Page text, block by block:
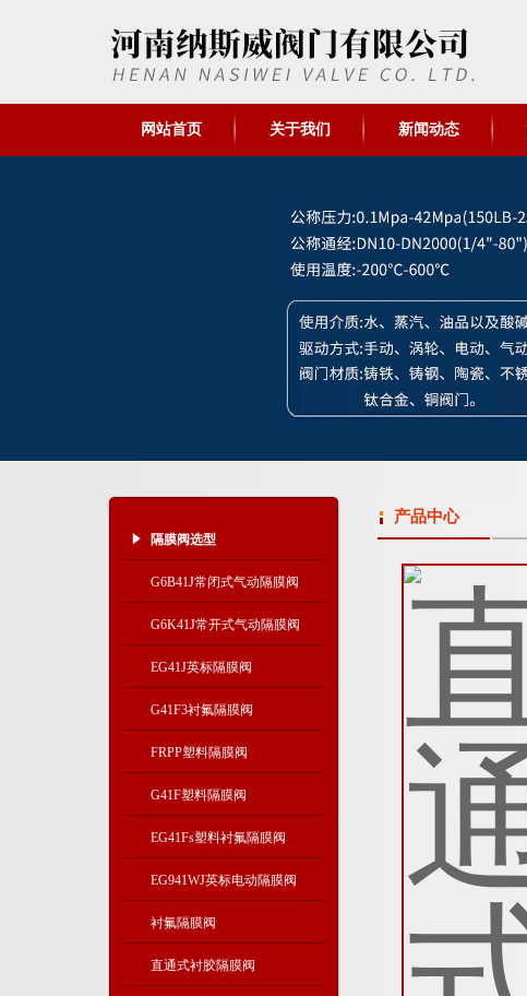
网站首页 关于我们 新闻动态
隔膜阀选型
G6B41J常闭式气动隔膜阀
G6K41J常开式气动隔膜阀
EG41J英标隔膜阀
G41F3衬氟隔膜阀
FRPP塑料隔膜阀
G41F塑料隔膜阀
EG41Fs塑料衬氟隔膜阀
EG941WJ英标电动隔膜阀
衬氟隔膜阀
直通式衬胶隔膜阀
产品中心